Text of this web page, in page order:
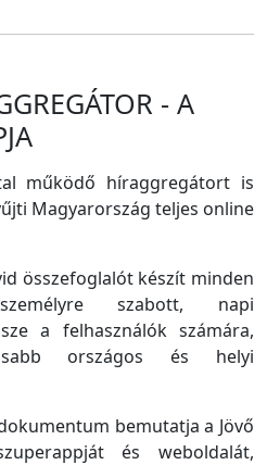
- A
működő híraggregátort is
Magyarország teljes online
összefoglalót készít minden
szabott, napi
a felhasználók számára,
országos és helyi
bemutatja a Jövő
és weboldalát,